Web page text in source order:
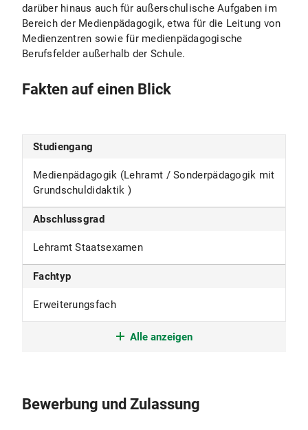
darüber hinaus auch für außerschulische Aufgaben im
Bereich der Medienpädagogik, etwa für die Leitung von
Medienzentren sowie für medienpädagogische
Berufsfelder außerhalb der Schule.
Fakten auf einen Blick
Studiengang
Medienpädagogik (Lehramt / Sonderpädagogik mit
Grundschuldidaktik )
Abschlussgrad
Lehramt Staatsexamen
Fachtyp
Erweiterungsfach
Alle anzeigen
Bewerbung und Zulassung